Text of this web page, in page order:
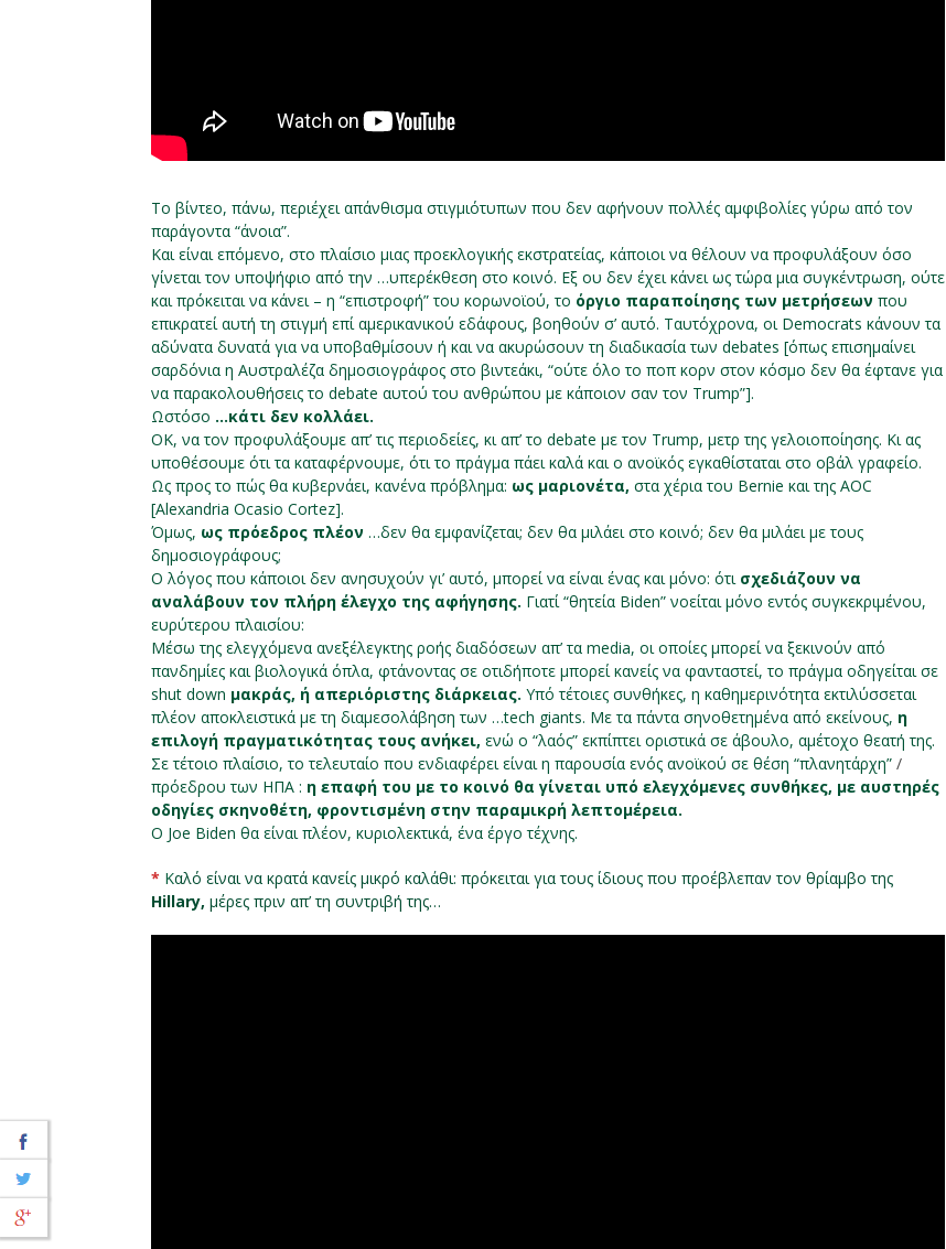
Το βίντεο, πάνω, περιέχει απάνθισμα στιγμιότυπων που δεν αφήνουν πολλές αμφιβολίες γύρω από τον
παράγοντα “άνοια”.
Και είναι επόμενο, στο πλαίσιο μιας προεκλογικής εκστρατείας, κάποιοι να θέλουν να προφυλάξουν όσο
γίνεται τον υποψήφιο από την …υπερέκθεση στο κοινό. Εξ ου δεν έχει κάνει ως τώρα μια συγκέντρωση, ούτε
και πρόκειται να κάνει – η “επιστροφή” του κορωνοϊού, το όργιο παραποίησης των μετρήσεων που
επικρατεί αυτή τη στιγμή επί αμερικανικού εδάφους, βοηθούν σ’ αυτό. Ταυτόχρονα, οι Democrats κάνουν τα
αδύνατα δυνατά για να υποβαθμίσουν ή και να ακυρώσουν τη διαδικασία των debates [όπως επισημαίνει
σαρδόνια η Αυστραλέζα δημοσιογράφος στο βιντεάκι, “ούτε όλο το ποπ κορν στον κόσμο δεν θα έφτανε για
να παρακολουθήσεις το debate αυτού του ανθρώπου με κάποιον σαν τον Trump”].
Ωστόσο …κάτι δεν κολλάει.
ΟΚ, να τον προφυλάξουμε απ’ τις περιοδείες, κι απ’ το debate με τον Trump, μετρ της γελοιοποίησης. Κι ας
υποθέσουμε ότι τα καταφέρνουμε, ότι το πράγμα πάει καλά και ο ανοϊκός εγκαθίσταται στο οβάλ γραφείο.
Ως προς το πώς θα κυβερνάει, κανένα πρόβλημα: ως μαριονέτα, στα χέρια του Bernie και της AOC
[Alexandria Ocasio Cortez].
Όμως, ως πρόεδρος πλέον …δεν θα εμφανίζεται; δεν θα μιλάει στο κοινό; δεν θα μιλάει με τους
δημοσιογράφους;
Ο λόγος που κάποιοι δεν ανησυχούν γι’ αυτό, μπορεί να είναι ένας και μόνο: ότι σχεδιάζουν να
αναλάβουν τον πλήρη έλεγχο της αφήγησης. Γιατί “θητεία Biden” νοείται μόνο εντός συγκεκριμένου,
ευρύτερου πλαισίου:
Μέσω της ελεγχόμενα ανεξέλεγκτης ροής διαδόσεων απ’ τα media, οι οποίες μπορεί να ξεκινούν από
πανδημίες και βιολογικά όπλα, φτάνοντας σε οτιδήποτε μπορεί κανείς να φανταστεί, το πράγμα οδηγείται σε
shut down μακράς, ή απεριόριστης διάρκειας. Υπό τέτοιες συνθήκες, η καθημερινότητα εκτιλύσσεται
πλέον αποκλειστικά με τη διαμεσολάβηση των …tech giants. Με τα πάντα σηνοθετημένα από εκείνους, η
επιλογή πραγματικότητας τους ανήκει, ενώ ο “λαός” εκπίπτει οριστικά σε άβουλο, αμέτοχο θεατή της.
Σε τέτοιο πλαίσιο, το τελευταίο που ενδιαφέρει είναι η παρουσία ενός ανοϊκού σε θέση “πλανητάρχη” /
πρόεδρου των ΗΠΑ : η επαφή του με το κοινό θα γίνεται υπό ελεγχόμενες συνθήκες, με αυστηρές
οδηγίες σκηνοθέτη, φροντισμένη στην παραμικρή λεπτομέρεια.
Ο Joe Biden θα είναι πλέον, κυριολεκτικά, ένα έργο τέχνης.
* Kαλό είναι να κρατά κανείς μικρό καλάθι: πρόκειται για τους ίδιους που προέβλεπαν τον θρίαμβο της
Hillary, μέρες πριν απ’ τη συντριβή της…